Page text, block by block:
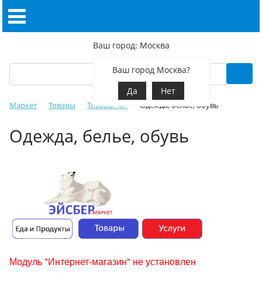
Ваш город: Москва
Ваш город Москва?
Да
Нет
Маркет Товары Товары 18+ Одежда, белье, обувь
Одежда, белье, обувь
Модуль "Интернет-магазин" не установлен